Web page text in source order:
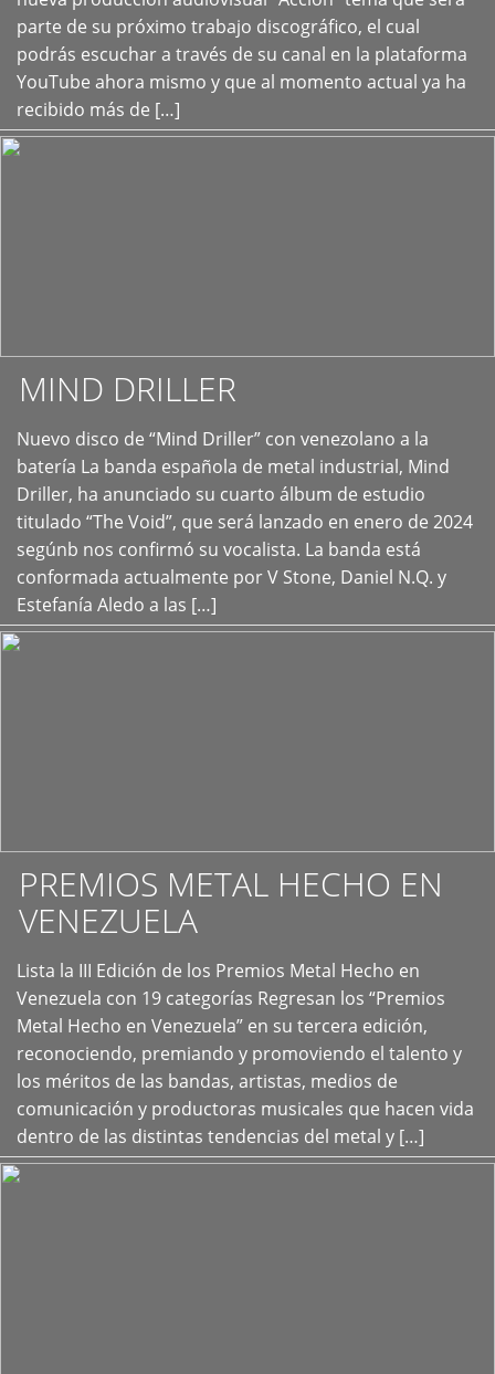
parte de su próximo trabajo discográfico, el cual
podrás escuchar a través de su canal en la plataforma
YouTube ahora mismo y que al momento actual ya ha
recibido más de […]
MIND DRILLER
Nuevo disco de “Mind Driller” con venezolano a la
batería La banda española de metal industrial, Mind
Driller, ha anunciado su cuarto álbum de estudio
titulado “The Void”, que será lanzado en enero de 2024
segúnb nos confirmó su vocalista. La banda está
conformada actualmente por V Stone, Daniel N.Q. y
Estefanía Aledo a las […]
+
PREMIOS METAL HECHO EN
VENEZUELA
Lista la III Edición de los Premios Metal Hecho en
Venezuela con 19 categorías Regresan los “Premios
Metal Hecho en Venezuela” en su tercera edición,
reconociendo, premiando y promoviendo el talento y
los méritos de las bandas, artistas, medios de
comunicación y productoras musicales que hacen vida
dentro de las distintas tendencias del metal y […]
+